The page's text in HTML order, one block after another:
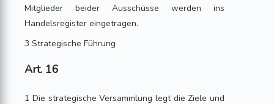
Mitglieder beider Ausschüsse werden ins
Handelsregister eingetragen.
3 Strategische Führung
Art. 16
1 Die strategische Versammlung legt die Ziele und